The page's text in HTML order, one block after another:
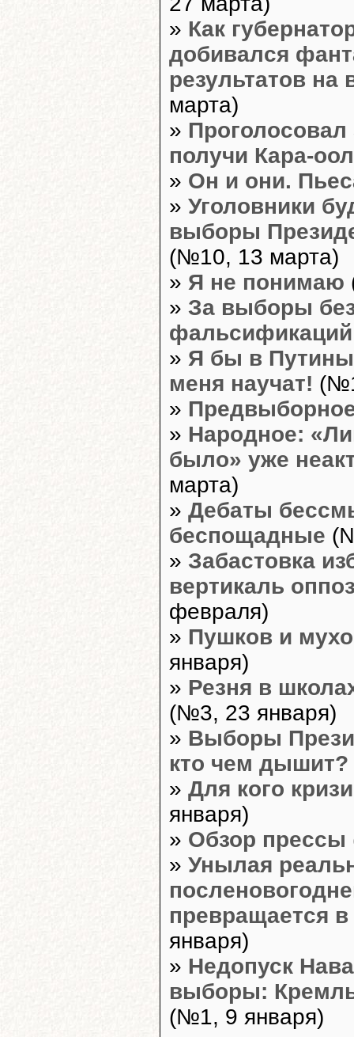
» Как
добивался
результатов на
марта)
» Проголосовал
получи Кара-
» Он и они.
» Уголовники
выборы
(№10, 13 марта)
» Я не понимаю
» За выборы
» Я бы в
меня научат!
»
» Народное:
было» уже
марта)
» Дебаты
беспощадные
» Забастовка
вертикаль
февраля)
» Пушков и
января)
» Резня в
(№3, 23 января)
» Выборы
кто чем дышит?
» Для кого
января)
» Обзор прессы
» Унылая
превращается
января)
» Недопуск
выборы:
(№1, 9 января)